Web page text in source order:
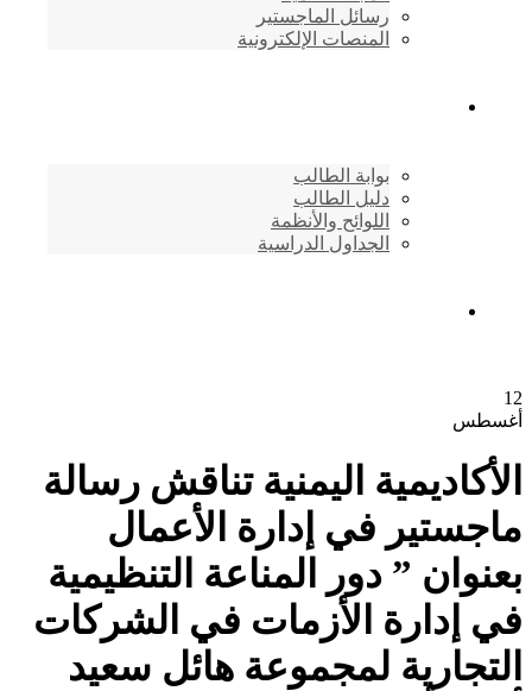
رسائل الماجستير
المنصات الإلكترونية
بوابة الطالب
دليل الطالب
اللوائح والأنظمة
الجداول الدراسية
12
أغسطس
الأكاديمية اليمنية تناقش رسالة
ماجستير في إدارة الأعمال
بعنوان ” دور المناعة التنظيمية
في إدارة الأزمات في الشركات
التجارية لمجموعة هائل سعيد